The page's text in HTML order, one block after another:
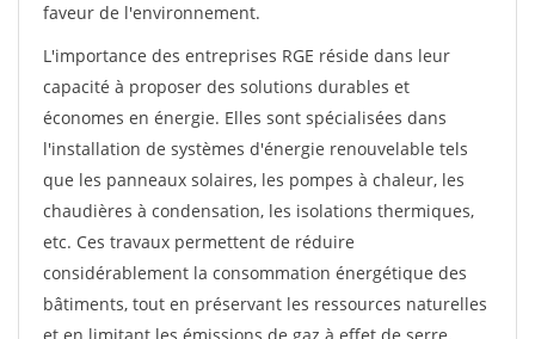
faveur de l'environnement.
L'importance des entreprises RGE réside dans leur
capacité à proposer des solutions durables et
économes en énergie. Elles sont spécialisées dans
l'installation de systèmes d'énergie renouvelable tels
que les panneaux solaires, les pompes à chaleur, les
chaudières à condensation, les isolations thermiques,
etc. Ces travaux permettent de réduire
considérablement la consommation énergétique des
bâtiments, tout en préservant les ressources naturelles